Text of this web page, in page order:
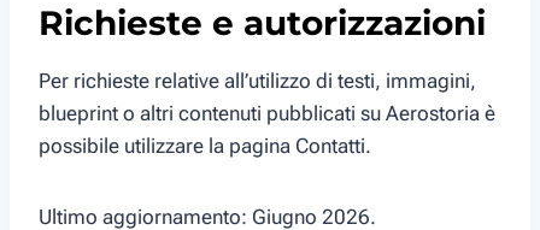
Richieste e autorizzazioni
Per richieste relative all’utilizzo di testi, immagini,
blueprint o altri contenuti pubblicati su Aerostoria è
possibile utilizzare la pagina Contatti.
Ultimo aggiornamento: Giugno 2026.